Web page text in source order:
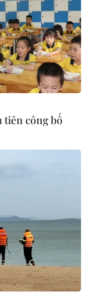
viên dùng
có trình độ
dụng tài khoản
có tính chất
tiên công bố